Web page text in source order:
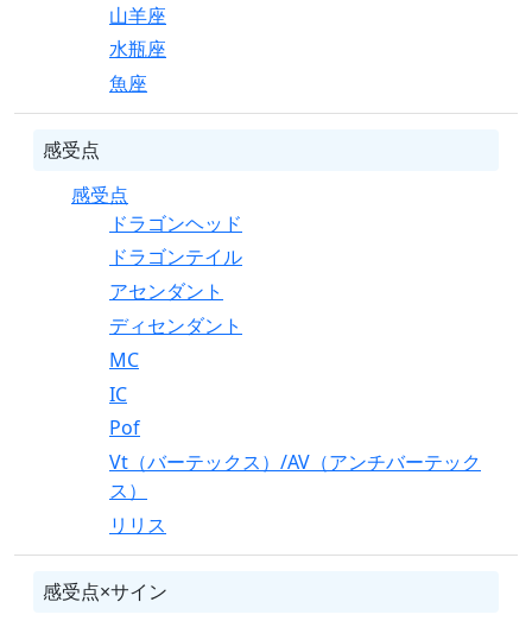
山羊座
水瓶座
魚座
感受点
感受点
ドラゴンヘッド
ドラゴンテイル
アセンダント
ディセンダント
MC
IC
Pof
Vt（バーテックス）/AV（アンチバーテック
ス）
リリス
感受点×サイン